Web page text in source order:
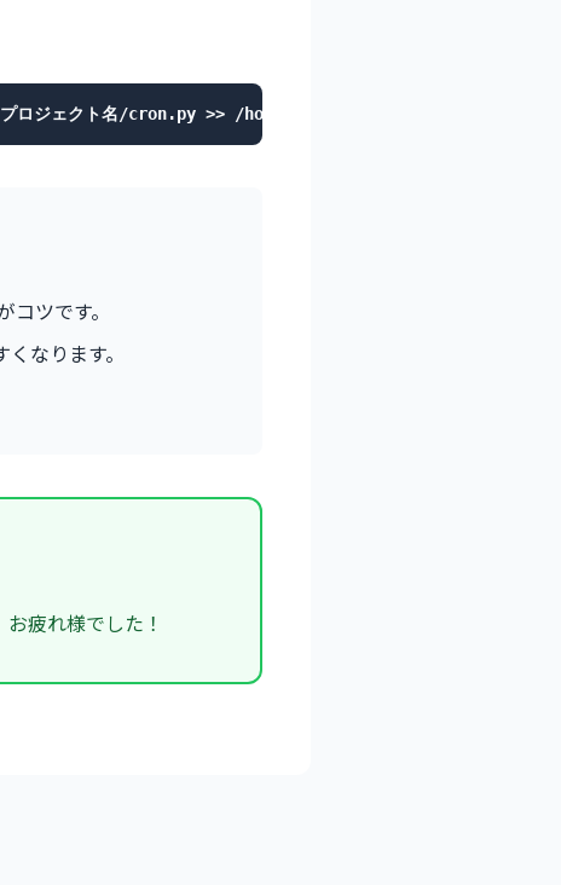
ジェクト名/cron.py >> /home/username/プロジェクト名/
ツです。
なります。
疲れ様でした！